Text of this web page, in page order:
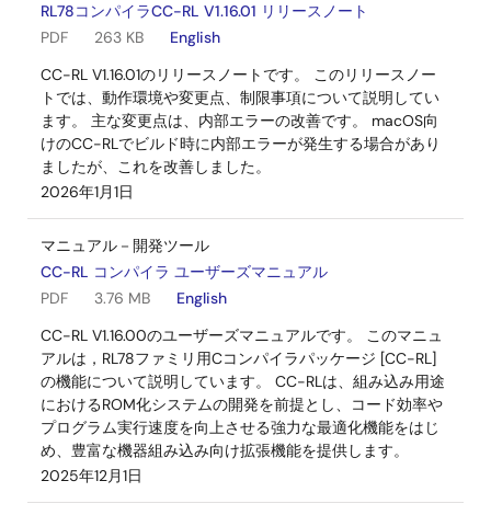
RL78コンパイラCC-RL V1.16.01 リリースノート
PDF
263 KB
English
CC-RL V1.16.01のリリースノートです。 このリリースノー
トでは、動作環境や変更点、制限事項について説明してい
ます。 主な変更点は、内部エラーの改善です。 macOS向
けのCC-RLでビルド時に内部エラーが発生する場合があり
ましたが、これを改善しました。
2026年1月1日
マニュアル－開発ツール
CC-RL コンパイラ ユーザーズマニュアル
PDF
3.76 MB
English
CC-RL V1.16.00のユーザーズマニュアルです。 このマニュ
アルは，RL78ファミリ用Cコンパイラパッケージ [CC-RL]
の機能について説明しています。 CC-RLは、組み込み用途
におけるROM化システムの開発を前提とし、コード効率や
プログラム実行速度を向上させる強力な最適化機能をはじ
め、豊富な機器組み込み向け拡張機能を提供します。
2025年12月1日